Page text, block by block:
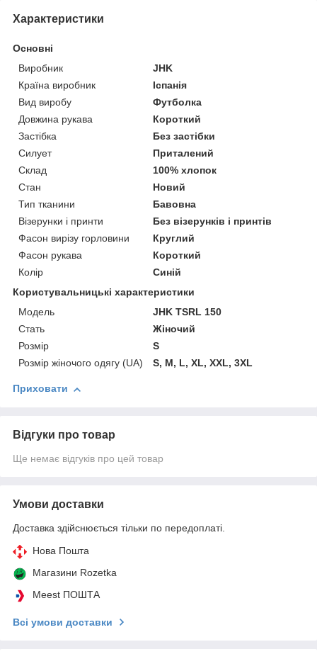
Характеристики
Основні
Виробник
JHK
Країна виробник
Іспанія
Вид виробу
Футболка
Довжина рукава
Короткий
Застібка
Без застібки
Силует
Приталений
Склад
100% хлопок
Стан
Новий
Тип тканини
Бавовна
Візерунки і принти
Без візерунків і принтів
Фасон вирізу горловини
Круглий
Фасон рукава
Короткий
Колір
Синій
Користувальницькі характеристики
Модель
JHK TSRL 150
Стать
Жіночий
Розмір
S
Розмір жіночого одягу (UA)
S, M, L, XL, XXL, 3XL
Приховати
Відгуки про товар
Ще немає відгуків про цей товар
Умови доставки
Доставка здійснюється тільки по передоплаті.
Нова Пошта
Магазини Rozetka
Meest ПОШТА
Всі умови доставки